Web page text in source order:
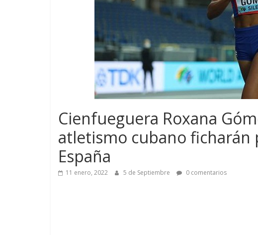
Cienfueguera Roxana
atletismo cubano ficharán
España
11 enero, 2022 5 de Septiembre 0 comentarios